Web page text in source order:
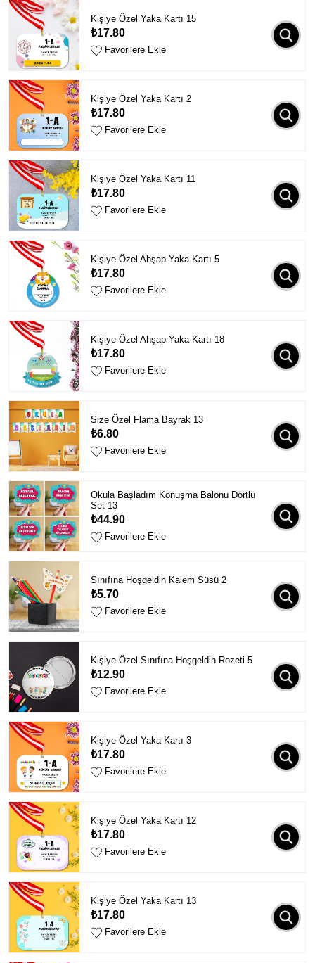
Kişiye Özel Yaka Kartı 15
₺17.80
Favorilere Ekle
Kişiye Özel Yaka Kartı 2
₺17.80
Favorilere Ekle
Kişiye Özel Yaka Kartı 11
₺17.80
Favorilere Ekle
Kişiye Özel Ahşap Yaka Kartı 5
₺17.80
Favorilere Ekle
Kişiye Özel Ahşap Yaka Kartı 18
₺17.80
Favorilere Ekle
Size Özel Flama Bayrak 13
₺6.80
Favorilere Ekle
Okula Başladım Konuşma Balonu Dörtlü
Set 13
₺44.90
Favorilere Ekle
Sınıfına Hoşgeldin Kalem Süsü 2
₺5.70
Favorilere Ekle
Kişiye Özel Sınıfına Hoşgeldin Rozeti 5
₺12.90
Favorilere Ekle
Kişiye Özel Yaka Kartı 3
₺17.80
Favorilere Ekle
Kişiye Özel Yaka Kartı 12
₺17.80
Favorilere Ekle
Kişiye Özel Yaka Kartı 13
₺17.80
Favorilere Ekle